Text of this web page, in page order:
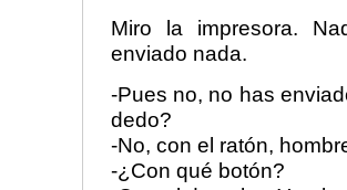
Miro la impresora.
enviado nada.
-Pues no, no has
dedo?
-No, con el ratón,
-¿Con qué botón?